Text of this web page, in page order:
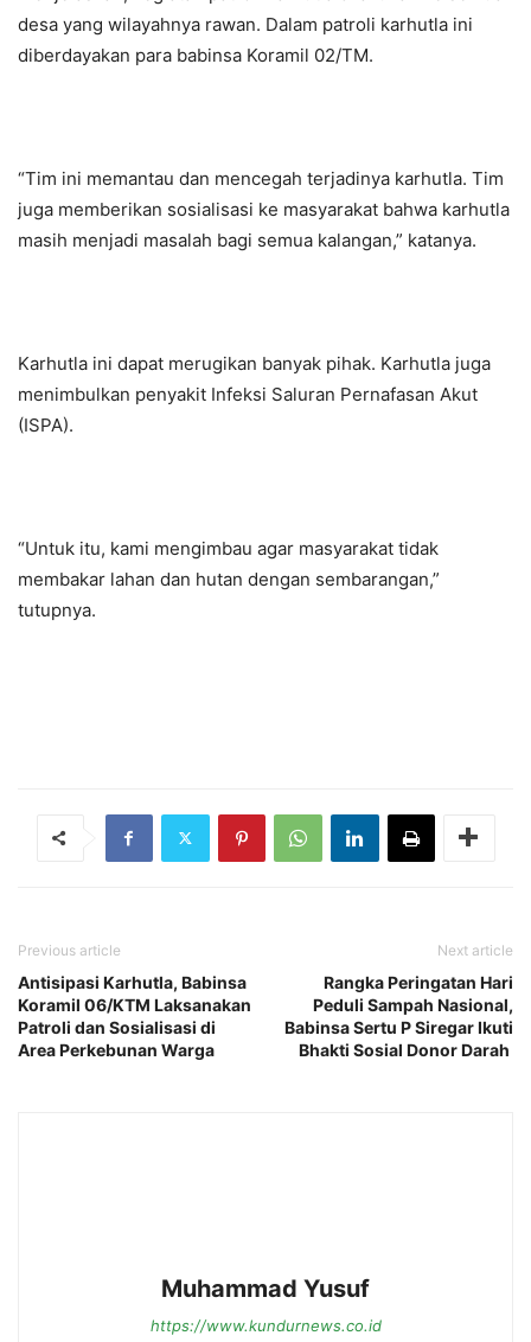
desa yang wilayahnya rawan. Dalam patroli karhutla ini
diberdayakan para babinsa Koramil 02/TM.
“Tim ini memantau dan mencegah terjadinya karhutla. Tim
juga memberikan sosialisasi ke masyarakat bahwa karhutla
masih menjadi masalah bagi semua kalangan,” katanya.
Karhutla ini dapat merugikan banyak pihak. Karhutla juga
menimbulkan penyakit Infeksi Saluran Pernafasan Akut
(ISPA).
“Untuk itu, kami mengimbau agar masyarakat tidak
membakar lahan dan hutan dengan sembarangan,”
tutupnya.
Previous article
Antisipasi Karhutla, Babinsa
Koramil 06/KTM Laksanakan
Patroli dan Sosialisasi di
Area Perkebunan Warga
Next article
Rangka Peringatan Hari
Peduli Sampah Nasional,
Babinsa Sertu P Siregar Ikuti
Bhakti Sosial Donor Darah
Muhammad Yusuf
https://www.kundurnews.co.id